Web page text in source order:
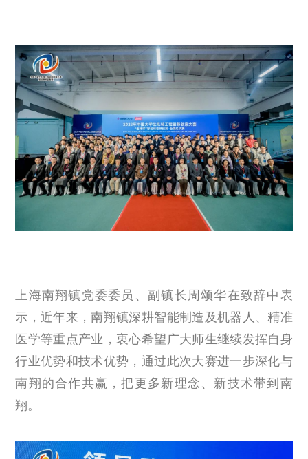
上海南翔镇党委委员、副镇长周颂华在致辞中表
示，近年来，南翔镇深耕智能制造及机器人、精准
医学等重点产业，衷心希望广大师生继续发挥自身
行业优势和技术优势，通过此次大赛进一步深化与
南翔的合作共赢，把更多新理念、新技术带到南
翔。